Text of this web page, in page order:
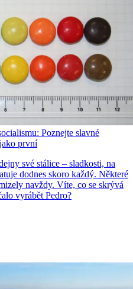
Poznejte slavné
první
své stálice – sladkosti, na
dodnes skoro každý. Některé
navždy. Víte, co se skrývá
vyrábět Pedro?